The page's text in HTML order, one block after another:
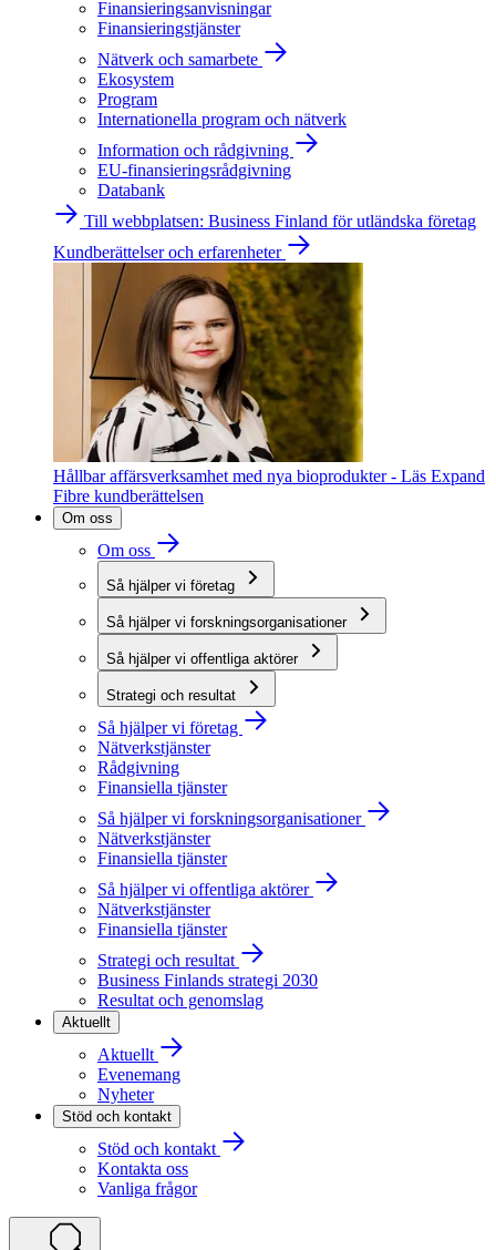
Finansieringsanvisningar
Finansieringstjänster
Nätverk och samarbete
Ekosystem
Program
Internationella program och nätverk
Information och rådgivning
EU-finansieringsrådgivning
Databank
Till webbplatsen: Business Finland för utländska företag
Kundberättelser och erfarenheter
Hållbar affärsverksamhet med nya bioprodukter - Läs Expand
Fibre kundberättelsen
Om oss
Om oss
Så hjälper vi företag
Så hjälper vi forskningsorganisationer
Så hjälper vi offentliga aktörer
Strategi och resultat
Så hjälper vi företag
Nätverkstjänster
Rådgivning
Finansiella tjänster
Så hjälper vi forskningsorganisationer
Nätverkstjänster
Finansiella tjänster
Så hjälper vi offentliga aktörer
Nätverkstjänster
Finansiella tjänster
Strategi och resultat
Business Finlands strategi 2030
Resultat och genomslag
Aktuellt
Aktuellt
Evenemang
Nyheter
Stöd och kontakt
Stöd och kontakt
Kontakta oss
Vanliga frågor